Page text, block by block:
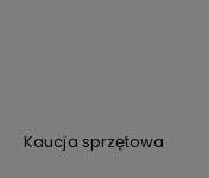
Kaucja sprzętowa